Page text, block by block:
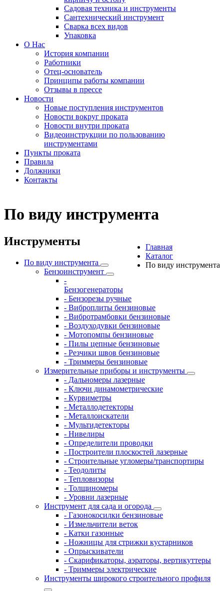
Садовая техника и инструменты
Сантехнический инструмент
Сварка всех видов
Упаковка
О Нас
История компании
Работники
Отец-основатель
Принципы работы компании
Отзывы в прессе
Новости
Новые поступления инструментов
Новости вокруг проката
Новости внутри проката
Видеоинструкции по пользованию
инструментами
Пункты проката
Правила
Должники
Контакты
По виду инструмента
Главная
Каталог
По виду инструмента
Инструменты
По виду инструмента
Бензоинструмент
-
Бензогенераторы
- Бензорезы ручные
- Виброплиты бензиновые
- Вибротрамбовки бензиновые
- Воздуходувки бензиновые
- Мотопомпы бензиновые
- Пилы цепные бензиновые
- Резчики швов бензиновые
- Триммеры бензиновые
Измерительные приборы и инструменты
- Дальномеры лазерные
- Ключи динамометрические
- Курвиметры
- Металлодетекторы
- Металлоискатели
- Мультидетекторы
- Нивелиры
- Определители проводки
- Построители плоскостей лазерные
- Строительные угломеры/транспортиры
- Теодолиты
- Тепловизоры
- Толщиномеры
- Уровни лазерные
Инструмент для сада и огорода
- Газонокосилки бензиновые
- Измельчители веток
- Катки газонные
- Ножницы для стрижки кустарников
- Опрыскиватели
- Скарификаторы, аэраторы, вертикуттеры
- Триммеры электрические
Инструменты широкого строительного профиля